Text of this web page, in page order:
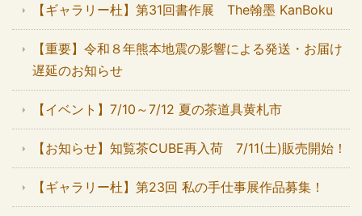
【ギャラリー杜】第31回書作展 The翰墨 KanBoku
【重要】令和８年熊本地震の影響による発送・お届け
遅延のお知らせ
【イベント】7/10～7/12 夏の茶道具黄札市
【お知らせ】知覧茶CUBE再入荷 7/11(土)販売開始！
【ギャラリー杜】第23回 私の手仕事展作品募集！